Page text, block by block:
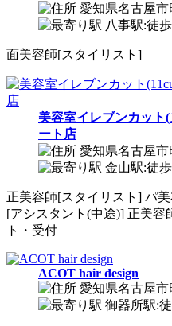
愛知県名古屋市
八事駅:徒
面美容師[スタイリスト]
美容室イレブンカッ
ート店
愛知県名古屋市
金山駅:徒
正美容師[スタイリスト] パ
[アシスタント(中途)] 正美容
ト・受付
ACOT hair design
愛知県名古屋市
御器所駅: